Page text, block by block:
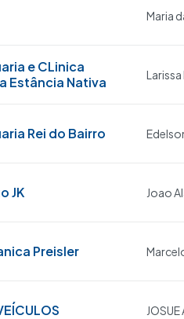
Maria
e CLinica
Estância Nativa
Rei do Bairro
JK Joao
Preisler